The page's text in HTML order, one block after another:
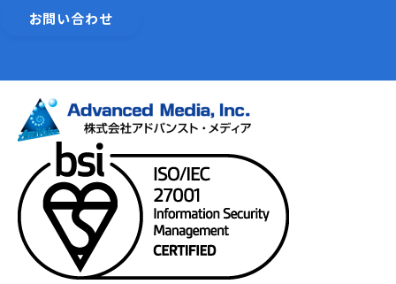
お問い合わせ